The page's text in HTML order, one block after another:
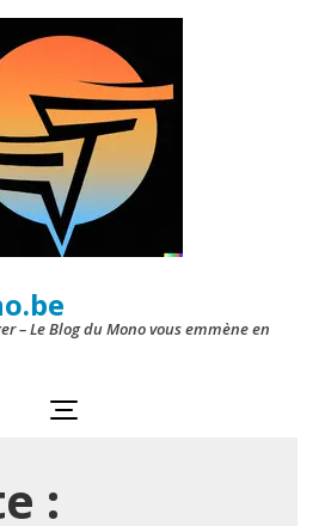
– Le Blog du Mono vous emmène en
: